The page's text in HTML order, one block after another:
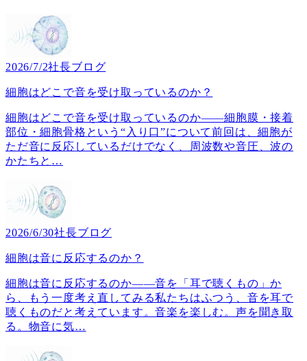
2026/7/2社長ブログ
細胞はどこで音を受け取っているのか？
細胞はどこで音を受け取っているのか――細胞膜・接着
部位・細胞骨格という“入り口”について前回は、細胞が
ただ音に反応しているだけでなく、周波数や音圧、波の
かたちと …
2026/6/30社長ブログ
細胞は音に反応するのか？
細胞は音に反応するのか――音を「耳で聴くもの」か
ら、もう一度考え直してみる私たちはふつう、音を耳で
聴くものだと考えています。音楽を楽しむ。声を聞き取
る。物音に気…